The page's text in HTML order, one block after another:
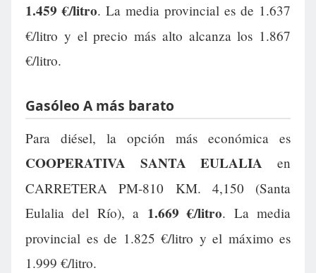
1.459 €/litro. La media provincial es de 1.637
€/litro y el precio más alto alcanza los 1.867
€/litro.
Gasóleo A más barato
Para diésel, la opción más económica es
COOPERATIVA SANTA EULALIA en
CARRETERA PM-810 KM. 4,150 (Santa
Eulalia del Río), a 1.669 €/litro. La media
provincial es de 1.825 €/litro y el máximo es
1.999 €/litro.